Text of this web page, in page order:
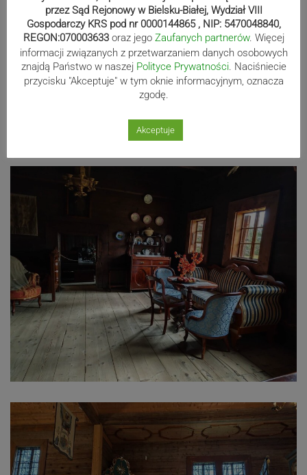
przez Sąd Rejonowy w Bielsku-Białej, Wydział VIII
Gospodarczy KRS pod nr 0000144865 , NIP: 5470048840,
REGON:070003633 oraz jego Zaufanych partnerów. Więcej
informacji związanych z przetwarzaniem danych osobowych
znajdą Państwo w naszej Polityce Prywatności. Naciśniecie
przycisku "Akceptuje" w tym oknie informacyjnym, oznacza
zgodę.
Akceptuje